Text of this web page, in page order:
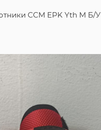
CCM EPK Yth M Б/У